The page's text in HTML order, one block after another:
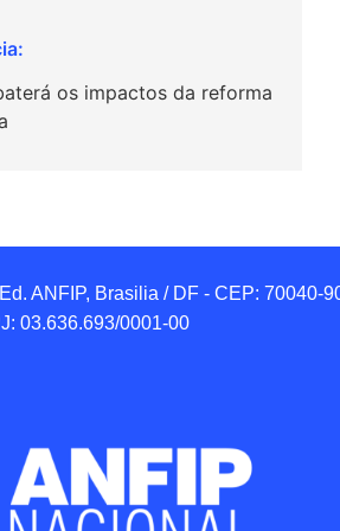
os impactos da reforma
ANFIP, Brasilia / DF - CEP: 70040-
03.636.693/0001-00